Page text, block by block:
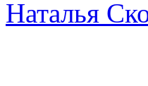
Наталья